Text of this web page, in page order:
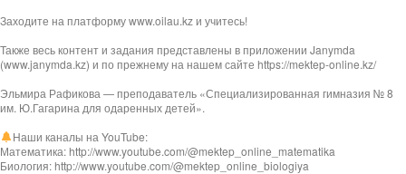
Заходите на платформу www.oilau.kz и учитесь!
Также весь контент и задания представлены в приложении Janymda
(www.janymda.kz) и по прежнему на нашем сайте https://mektep-online.kz/
Эльмира Рафикова — преподаватель «Специализированная гимназия № 8
им. Ю.Гагарина для одаренных детей».
Наши каналы на YouTube:
Математика: http://www.youtube.com/@mektep_online_matematika
Биология: http://www.youtube.com/@mektep_online_biologiya